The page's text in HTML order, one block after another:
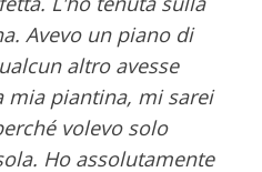
Avevo un piano di
altro avesse
mia piantina, mi sarei
volevo solo
Ho assolutamente